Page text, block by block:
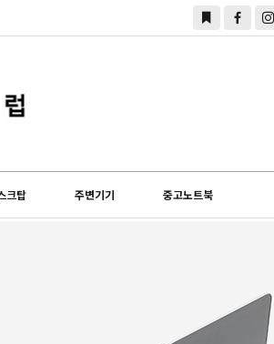
크탑 주변기기 중고노트북